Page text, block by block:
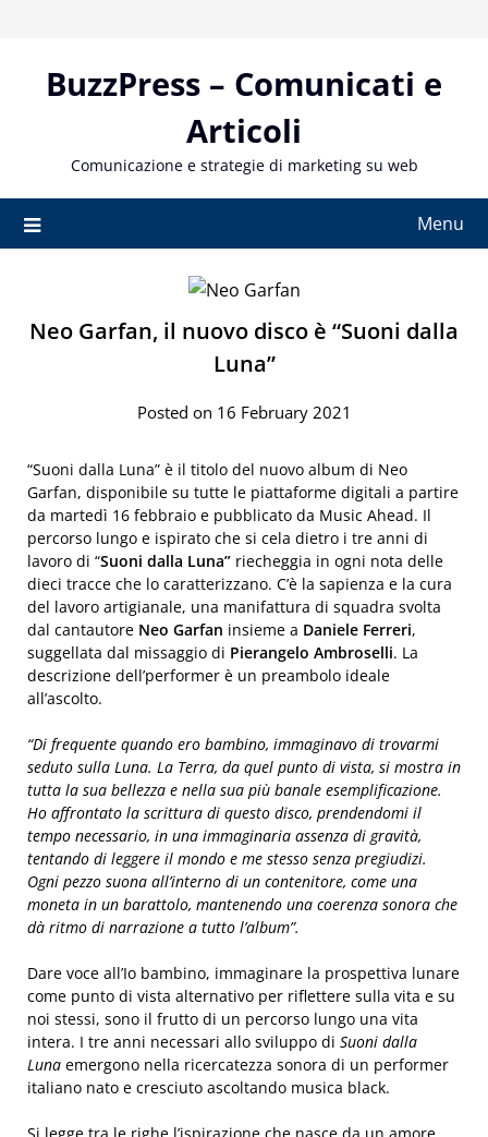
contentBuzzPress – Comunicati e
Articoli
Comunicazione e strategie di marketing su web
Menu
Neo Garfan, il nuovo disco è “Suoni dalla
Luna”
Posted on 16 February 2021
“Suoni dalla Luna” è il titolo del nuovo album di Neo
Garfan, disponibile su tutte le piattaforme digitali a partire
da martedì 16 febbraio e pubblicato da Music Ahead. Il
percorso lungo e ispirato che si cela dietro i tre anni di
lavoro di “Suoni dalla Luna” riecheggia in ogni nota delle
dieci tracce che lo caratterizzano. C’è la sapienza e la cura
del lavoro artigianale, una manifattura di squadra svolta
dal cantautore Neo Garfan insieme a Daniele Ferreri,
suggellata dal missaggio di Pierangelo Ambroselli. La
descrizione dell’performer è un preambolo ideale
all’ascolto.
“Di frequente quando ero bambino, immaginavo di trovarmi
seduto sulla Luna. La Terra, da quel punto di vista, si mostra in
tutta la sua bellezza e nella sua più banale esemplificazione.
Ho affrontato la scrittura di questo disco, prendendomi il
tempo necessario, in una immaginaria assenza di gravità,
tentando di leggere il mondo e me stesso senza pregiudizi.
Ogni pezzo suona all’interno di un contenitore, come una
moneta in un barattolo, mantenendo una coerenza sonora che
dà ritmo di narrazione a tutto l’album”.
Dare voce all’Io bambino, immaginare la prospettiva lunare
come punto di vista alternativo per riflettere sulla vita e su
noi stessi, sono il frutto di un percorso lungo una vita
intera. I tre anni necessari allo sviluppo di Suoni dalla
Luna emergono nella ricercatezza sonora di un performer
italiano nato e cresciuto ascoltando musica black.